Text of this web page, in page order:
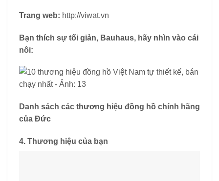
Trang web: http://viwat.vn
Bạn thích sự tối giản, Bauhaus, hãy nhìn vào cái
nôi:
Danh sách các thương hiệu đồng hồ chính hãng
của Đức
4. Thương hiệu của bạn